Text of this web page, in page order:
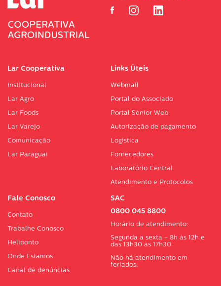
Lar Cooperativa
Institucional
Lar Agro
Lar Foods
Lar Varejo
Comunicação
Lar Paraguai
Links Úteis
Webmail
Portal do Associado
Portal Sénior Web
Autorização de pagamento
Logística
Fornecedores
Laboratório Central
Atendimento e Protocolos
Fale Conosco
Contato
Trabalhe Conosco
Heliponto
Onde Estamos
Canal de denúncias
SAC
0800 045 8800
Horário de atendimento:
Segunda a sexta - 8h às 12h e
das 13h30 às 17h30
Não há atendimento em
feriados.